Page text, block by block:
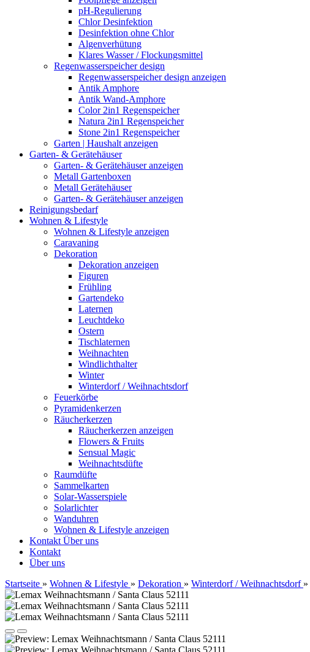
pH-Regulierung
Chlor Desinfektion
Desinfektion ohne Chlor
Algenverhütung
Klares Wasser / Flockungsmittel
Regenwasserspeicher design
Regenwasserspeicher design anzeigen
Antik Amphore
Antik Wand-Amphore
Color 2in1 Regenspeicher
Natura 2in1 Regenspeicher
Stone 2in1 Regenspeicher
Garten | Haushalt anzeigen
Garten- & Gerätehäuser
Garten- & Gerätehäuser anzeigen
Metall Gartenboxen
Metall Gerätehäuser
Garten- & Gerätehäuser anzeigen
Reinigungsbedarf
Wohnen & Lifestyle
Wohnen & Lifestyle anzeigen
Caravaning
Dekoration
Dekoration anzeigen
Figuren
Frühling
Gartendeko
Laternen
Leuchtdeko
Ostern
Tischlaternen
Weihnachten
Windlichthalter
Winter
Winterdorf / Weihnachtsdorf
Feuerkörbe
Pyramidenkerzen
Räucherkerzen
Räucherkerzen anzeigen
Flowers & Fruits
Sensual Magic
Weihnachtsdüfte
Raumdüfte
Sammelkarten
Solar-Wasserspiele
Solarlichter
Wanduhren
Wohnen & Lifestyle anzeigen
Kontakt Über uns
Kontakt
Über uns
Startseite » Wohnen & Lifestyle » Dekoration » Winterdorf / Weihnachtsdorf »